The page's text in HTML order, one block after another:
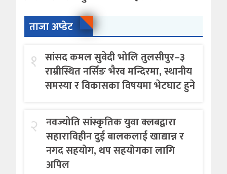
ताजा अप्डेट
१ सांसद कमल सुवेदी भोलि तुलसीपुर–३
राम्रीस्थित नर्सिङ भैरव मन्दिरमा, स्थानीय
समस्या र विकासका विषयमा भेटघाट हुने
२ नवज्योति सांस्कृतिक युवा क्लबद्वारा
सहाराविहीन दुई बालकलाई खाद्यान्न र
नगद सहयोग, थप सहयोगका लागि
अपिल